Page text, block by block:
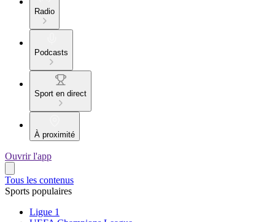
Radio
Podcasts
Sport en direct
À proximité
Ouvrir l'app
Tous les contenus
Sports populaires
Ligue 1